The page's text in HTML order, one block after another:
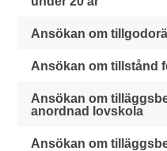
Ansökan om
Ansökan om tillstånd
Ansökan om
anordnad lovskola
Ansökan om